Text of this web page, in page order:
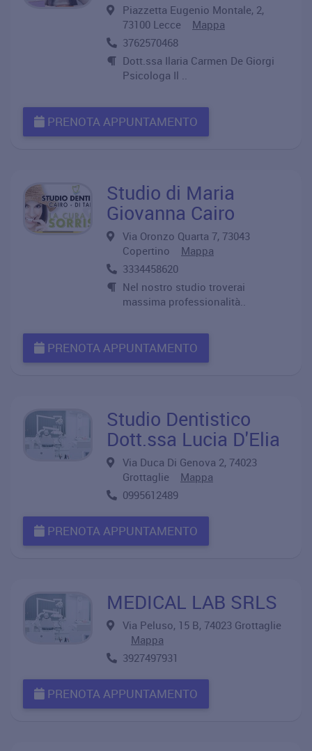
Piazzetta Eugenio Montale, 2,
73100 Lecce Mappa
3762570468
Dott.ssa Ilaria Carmen De Giorgi
Psicologa Il ..
PRENOTA APPUNTAMENTO
Studio di Maria
Giovanna Cairo
Via Oronzo Quarta 7, 73043
Copertino Mappa
3334458620
Nel nostro studio troverai
massima professionalità..
PRENOTA APPUNTAMENTO
Studio Dentistico
Dott.ssa Lucia D'Elia
Via Duca Di Genova 2, 74023
Grottaglie Mappa
0995612489
PRENOTA APPUNTAMENTO
MEDICAL LAB SRLS
Via Peluso, 15 B, 74023 Grottaglie
Mappa
3927497931
PRENOTA APPUNTAMENTO